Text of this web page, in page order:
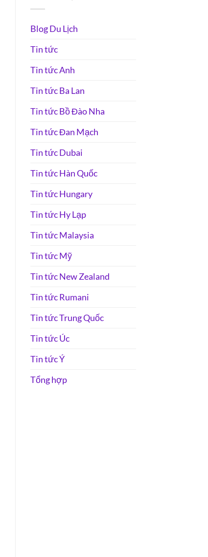
Blog Du Lịch
Tin tức
Tin tức Anh
Tin tức Ba Lan
Tin tức Bồ Đào Nha
Tin tức Đan Mạch
Tin tức Dubai
Tin tức Hàn Quốc
Tin tức Hungary
Tin tức Hy Lạp
Tin tức Malaysia
Tin tức Mỹ
Tin tức New Zealand
Tin tức Rumani
Tin tức Trung Quốc
Tin tức Úc
Tin tức Ý
Tổng hợp